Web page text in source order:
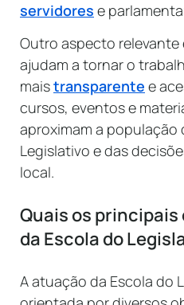
servidores e
Outro aspecto relevante
ajudam a tornar o
maistransparente e
cursos, eventos e
aproximam a população
Legislativo e das
local.
Quais os
da Escola do
A atuação da Escola do